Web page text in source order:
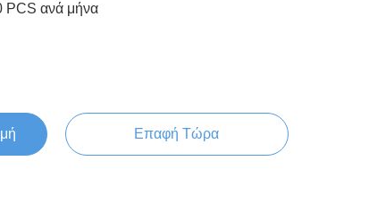
PCS ανά μήνα
Επαφή Τώρα